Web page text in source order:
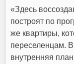
«Здесь
построят по
же квартиры,
переселенцам.
внутренняя